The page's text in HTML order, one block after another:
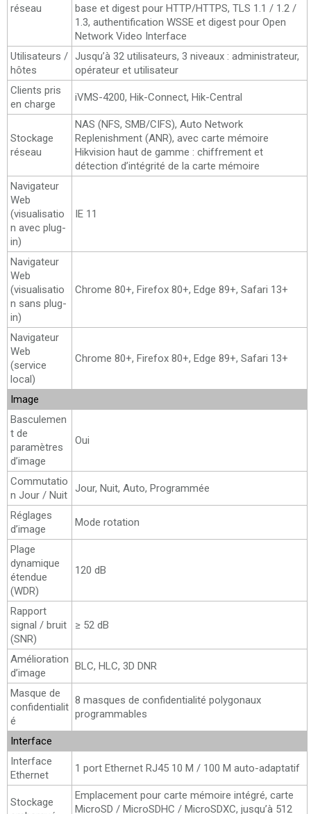
réseau
base et digest pour HTTP/HTTPS, TLS 1.1 / 1.2 /
1.3, authentification WSSE et digest pour Open
Network Video Interface
Utilisateurs /
hôtes
Jusqu’à 32 utilisateurs, 3 niveaux : administrateur,
opérateur et utilisateur
Clients pris
en charge
iVMS-4200, Hik-Connect, Hik-Central
Stockage
réseau
NAS (NFS, SMB/CIFS), Auto Network
Replenishment (ANR), avec carte mémoire
Hikvision haut de gamme : chiffrement et
détection d’intégrité de la carte mémoire
Navigateur
Web
(visualisatio
n avec plug-
in)
IE 11
Navigateur
Web
(visualisatio
n sans plug-
in)
Chrome 80+, Firefox 80+, Edge 89+, Safari 13+
Navigateur
Web
(service
local)
Chrome 80+, Firefox 80+, Edge 89+, Safari 13+
Image
Basculemen
t de
paramètres
d’image
Oui
Commutatio
n Jour / Nuit
Jour, Nuit, Auto, Programmée
Réglages
d’image
Mode rotation
Plage
dynamique
étendue
(WDR)
120 dB
Rapport
signal / bruit
(SNR)
≥ 52 dB
Amélioration
d’image
BLC, HLC, 3D DNR
Masque de
confidentialit
é
8 masques de confidentialité polygonaux
programmables
Interface
Interface
Ethernet
1 port Ethernet RJ45 10 M / 100 M auto-adaptatif
Stockage
Emplacement pour carte mémoire intégré, carte
MicroSD / MicroSDHC / MicroSDXC, jusqu’à 512